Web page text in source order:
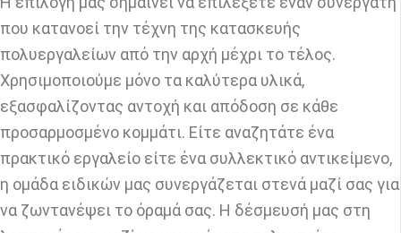
που κατανοεί την τέχνη της κατασκευής
πολυεργαλείων από την αρχή μέχρι το τέλος.
Χρησιμοποιούμε μόνο τα καλύτερα υλικά,
εξασφαλίζοντας αντοχή και απόδοση σε κάθε
προσαρμοσμένο κομμάτι. Είτε αναζητάτε ένα
πρακτικό εργαλείο είτε ένα συλλεκτικό αντικείμενο,
η ομάδα ειδικών μας συνεργάζεται στενά μαζί σας για
να ζωντανέψει το όραμά σας. Η δέσμευσή μας στη